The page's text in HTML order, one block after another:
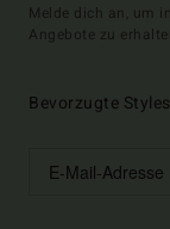
Melde dich an, um
Angebote zu
Bevorzugte Styles